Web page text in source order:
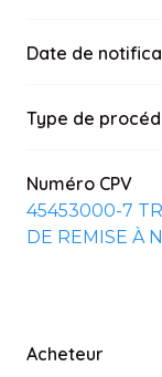
Date de
Type de
Numéro CPV
45453000-7
DE REMISE À
Acheteur